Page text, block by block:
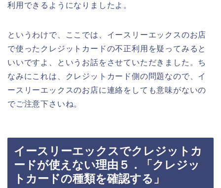
利用できるようになりましたよ。
というわけで、ここでは、イースリーエックスのお店
で使ったクレジットカードの不正利用を疑ってみると
いいですよ、というお話をさせていただきました。ち
なみにこれは、クレジットカード側の問題なので、イ
ースリーエックスのお店に連絡をしても意味がないの
でご注意下さいね。
イースリーエックスでクレジットカ
ードが使えない理由５．「クレジッ
トカードの種類を確認する」